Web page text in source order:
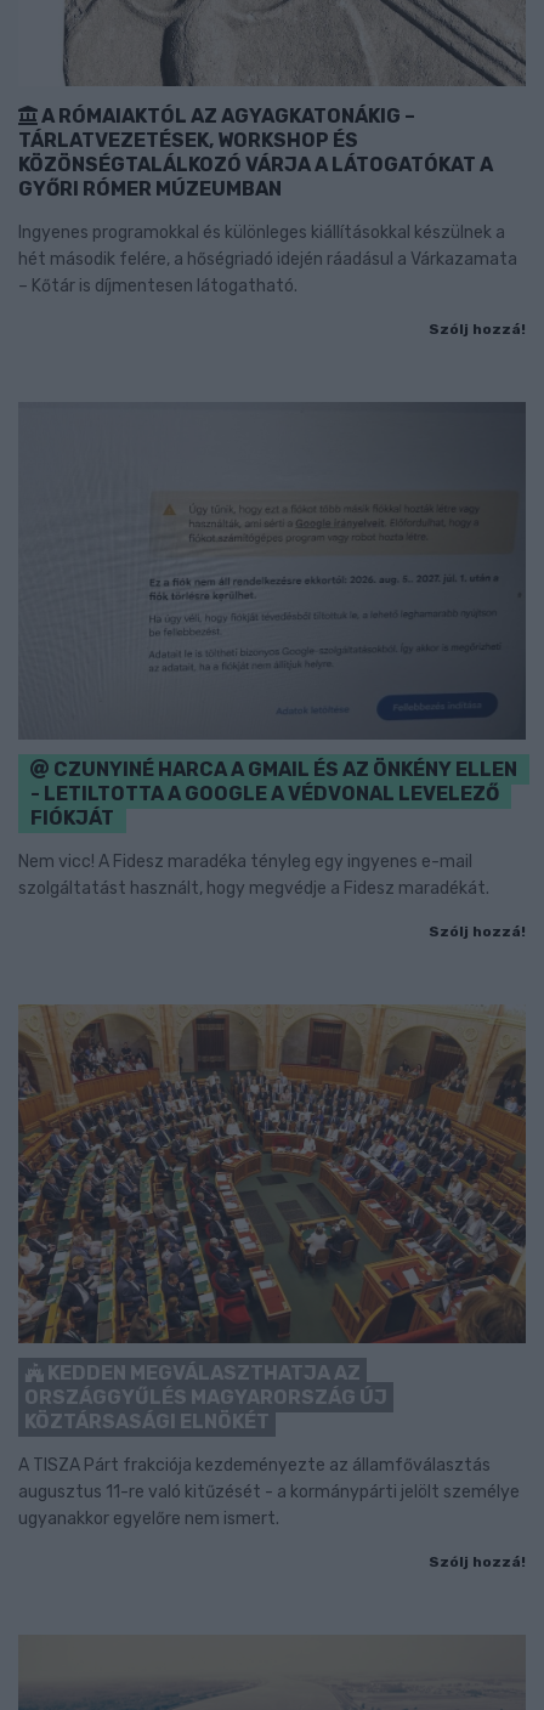
A RÓMAIAKTÓL AZ AGYAGKATONÁKIG –
TÁRLATVEZETÉSEK, WORKSHOP ÉS
KÖZÖNSÉGTALÁLKOZÓ VÁRJA A LÁTOGATÓKAT A
GYŐRI RÓMER MÚZEUMBAN
Ingyenes programokkal és különleges kiállításokkal készülnek a
hét második felére, a hőségriadó idején ráadásul a Várkazamata
– Kőtár is díjmentesen látogatható.
Szólj hozzá!
CZUNYINÉ HARCA A GMAIL ÉS AZ ÖNKÉNY ELLEN
- LETILTOTTA A GOOGLE A VÉDVONAL LEVELEZŐ
FIÓKJÁT
Nem vicc! A Fidesz maradéka tényleg egy ingyenes e-mail
szolgáltatást használt, hogy megvédje a Fidesz maradékát.
Szólj hozzá!
KEDDEN MEGVÁLASZTHATJA AZ
ORSZÁGGYŰLÉS MAGYARORSZÁG ÚJ
KÖZTÁRSASÁGI ELNÖKÉT
A TISZA Párt frakciója kezdeményezte az államfőválasztás
augusztus 11-re való kitűzését - a kormánypárti jelölt személye
ugyanakkor egyelőre nem ismert.
Szólj hozzá!